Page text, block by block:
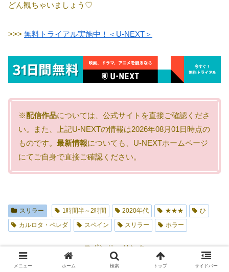
どん観ちゃいましょう♡
>>> 無料トライアル実施中！＜U-NEXT＞
※配信作品については、公式サイトを直接ご確認くださ
い。また、上記U-NEXTの情報は2026年08月01日時点の
ものです。 最新情報についても、U-NEXTホームページ
にてご自身で直接ご確認ください。
スリラー 1時間半～2時間 2020年代 ★★★
ひ
カルロタ・ペレダ
スペイン スリラー ホラー
スポンサーリンク
メニュー ホーム 検索 トップ サイドバー